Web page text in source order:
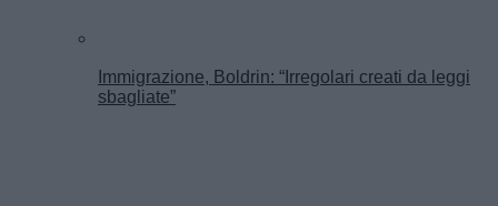
Immigrazione, Boldrin: “Irregolari creati da leggi
sbagliate”